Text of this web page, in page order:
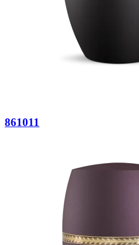
861011